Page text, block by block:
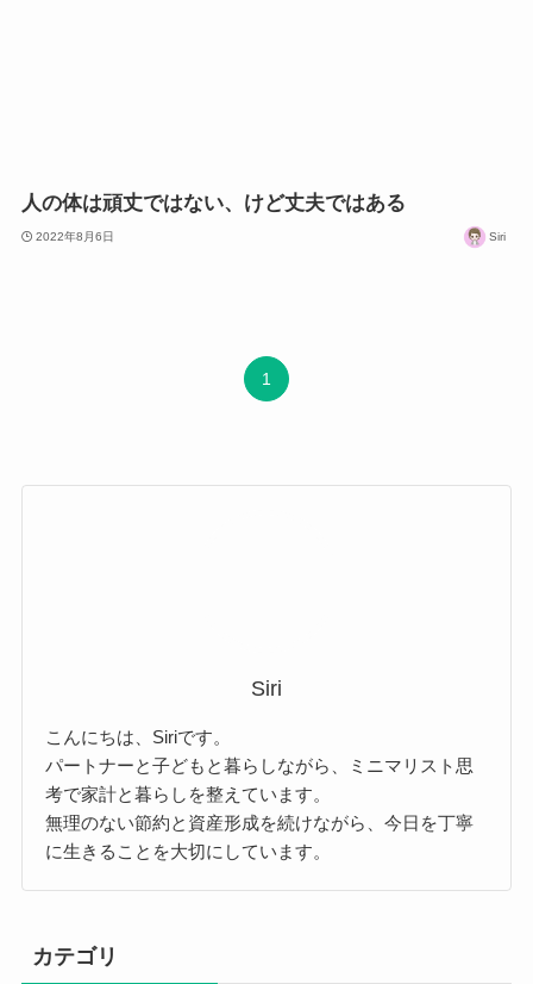
人の体は頑丈ではない、けど丈夫ではある
2022年8月6日 Siri
1
Siri
こんにちは、Siriです。
パートナーと子どもと暮らしながら、ミニマリスト思
考で家計と暮らしを整えています。
無理のない節約と資産形成を続けながら、今日を丁寧
に生きることを大切にしています。
カテゴリ